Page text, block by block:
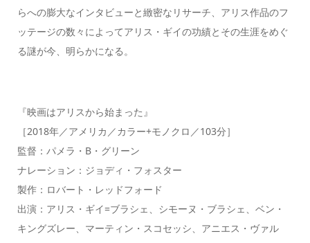
らへの膨大なインタビューと緻密なリサーチ、アリス作品のフ
ッテージの数々によってアリス・ギイの功績とその生涯をめぐ
る謎が今、明らかになる。
『映画はアリスから始まった』
［2018年／アメリカ／カラー+モノクロ／103分］
監督：パメラ・B・グリーン
ナレーション：ジョディ・フォスター
製作：ロバート・レッドフォード
出演：アリス・ギイ=ブラシェ、シモーヌ・ブラシェ、ベン・
キングズレー、マーティン・スコセッシ、アニエス・ヴァル